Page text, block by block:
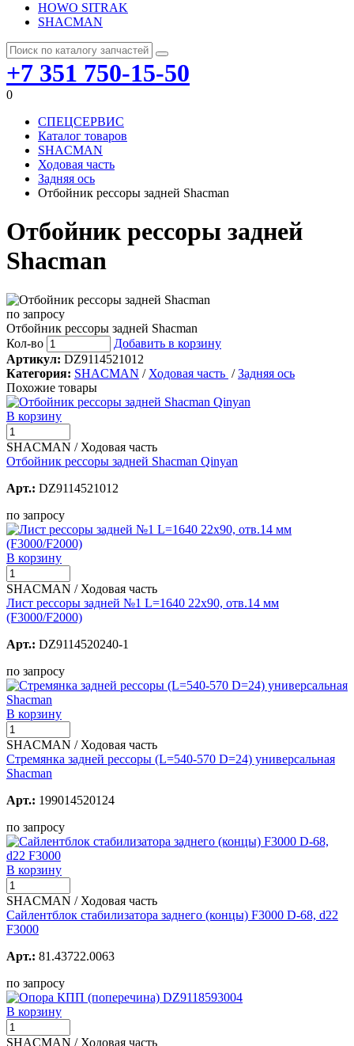
HOWO SITRAK
SHACMAN
+7 351 750-15-50
0
СПЕЦСЕРВИС
Каталог товаров
SHACMAN
Ходовая часть
Задняя ось
Отбойник рессоры задней Shacman
Отбойник рессоры задней
Shacman
по запросу
Отбойник рессоры задней Shacman
Кол-во
Добавить в корзину
Артикул: DZ9114521012
Категория: SHACMAN / Ходовая часть /Задняя ось
Похожие товары
В корзину
SHACMAN / Ходовая часть
Отбойник рессоры задней Shacman Qinyan
Арт.: DZ9114521012
по запросу
В корзину
SHACMAN / Ходовая часть
Лист рессоры задней №1 L=1640 22х90, отв.14 мм
(F3000/F2000)
Арт.: DZ9114520240-1
по запросу
В корзину
SHACMAN / Ходовая часть
Стремянка задней рессоры (L=540-570 D=24) универсальная
Shacman
Арт.: 199014520124
по запросу
В корзину
SHACMAN / Ходовая часть
Сайлентблок стабилизатора заднего (концы) F3000 D-68, d22
F3000
Арт.: 81.43722.0063
по запросу
В корзину
SHACMAN / Ходовая часть